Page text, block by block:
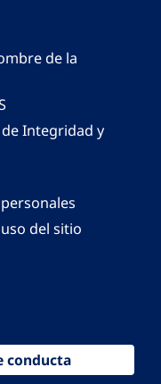
de la
Integridad y
del sitio
conducta